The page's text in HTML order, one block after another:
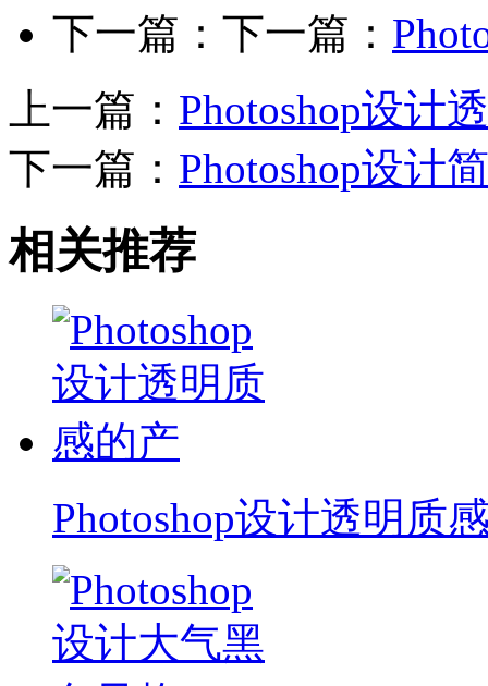
下一篇：下一篇：
上一篇： Photoshop设计
下一篇： Photoshop设计
相关推荐
Photoshop设计透明质